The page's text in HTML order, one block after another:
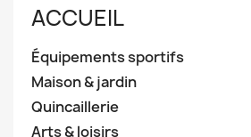
ACCUEIL
Équipements sportifs
Maison & jardin
Quincaillerie
Arts & loisirs